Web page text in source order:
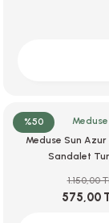
%50
Meduse
Meduse Sun
Sandalet
575,00
1.150,00